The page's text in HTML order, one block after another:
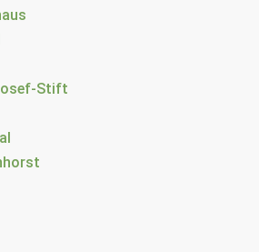
Stift